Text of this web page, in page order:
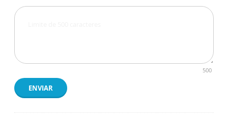
500
ENVIAR